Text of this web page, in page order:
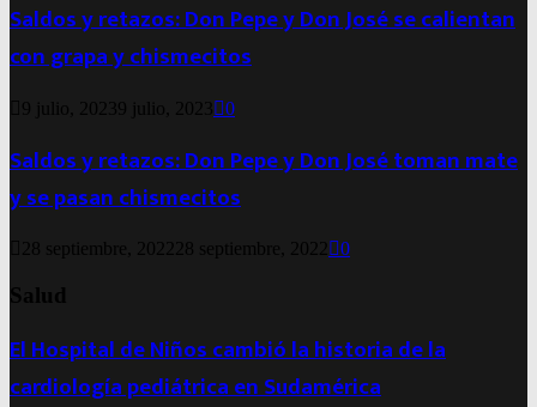
Saldos y retazos: Don Pepe y Don José se calientan
con grapa y chismecitos
9 julio, 20239 julio, 2023 0
Saldos y retazos: Don Pepe y Don José toman mate
y se pasan chismecitos
28 septiembre, 202228 septiembre, 2022 0
Salud
El Hospital de Niños cambió la historia de la
cardiología pediátrica en Sudamérica